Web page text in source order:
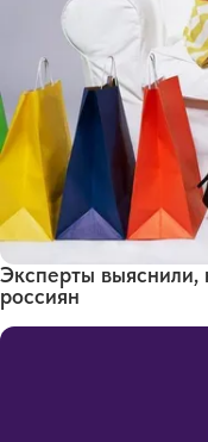
Эксперты выяснили,
россиян